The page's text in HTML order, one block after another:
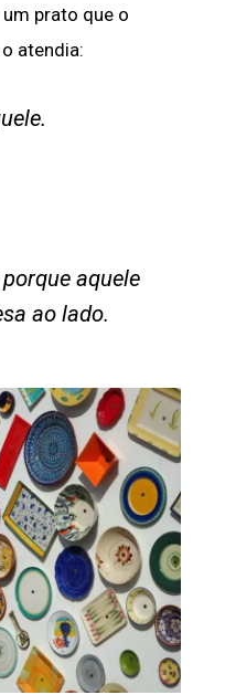
prato que o
atendia:
aquele
ao lado.